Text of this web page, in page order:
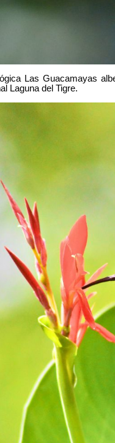
Las Guacamayas
Laguna del Tigre.